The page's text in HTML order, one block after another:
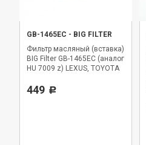
GB-1465EC - BIG FILTER
Фильтр масляный (вставка)
BIG Filter GB-1465EC (аналог
HU 7009 z) LEXUS, TOYOTA
449 Р